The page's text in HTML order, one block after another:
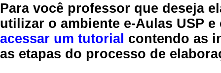
Para você professor que deseja
utilizar o ambiente e-Aulas USP
acessar um tutorial contendo as
as etapas do processo de